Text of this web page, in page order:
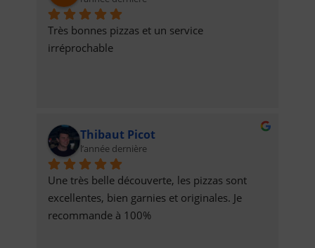
Très bonnes pizzas et un service
irréprochable
Thibaut Picot
l’année dernière
Une très belle découverte, les pizzas sont
excellentes, bien garnies et originales. Je
recommande à 100%